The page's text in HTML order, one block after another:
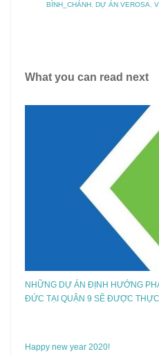
BÌNH_CHÁNH DỰ ÁN VEROSA
What you can read next
NHỮNG DỰ ÁN ĐỊNH HƯỚNG
ĐỨC TẠI QUẬN 9 SẼ ĐƯỢC
Happy new year 2020!